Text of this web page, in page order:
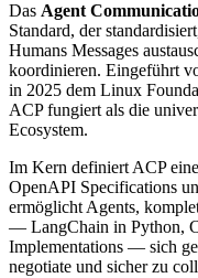
Das Agent
Standard, der
Humans Messages
koordinieren. Eingeführt
in 2025 dem Linux
ACP fungiert als die
Ecosystem.
Im Kern definiert ACP
OpenAPI Specifications
ermöglicht Agents,
— LangChain in Python,
Implementations — sich
negotiate und sicher zu